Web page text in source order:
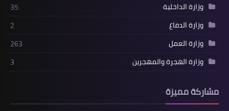
وزارة الداخلية
35
وزارة الدفاع
2
وزارة العمل
263
وزارة الهجرة والمهجرين
3
مشاركة مميزة